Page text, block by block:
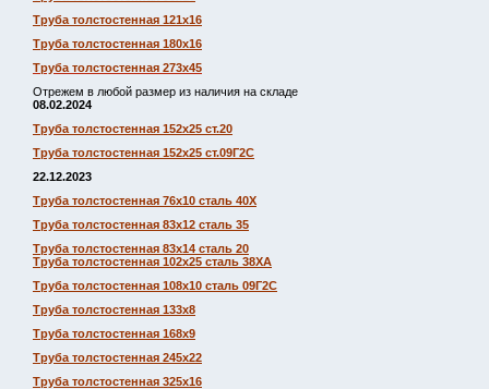
Труба толстостенная 121х16
Труба толстостенная 180х16
Труба толстостенная 273х45
Отрежем в любой размер из наличия на складе
08.02.2024
Труба толстостенная 152х25 ст.20
Труба толстостенная 152х25 ст.09Г2С
22.12.2023
Труба толстостенная 76х10 сталь 40Х
Труба толстостенная 83х12 сталь 35
Труба толстостенная 83х14 сталь 20
Труба толстостенная 102х25 сталь 38ХА
Труба толстостенная 108х10 сталь 09Г2С
Труба толстостенная 133х8
Труба толстостенная 168х9
Труба толстостенная 245х22
Труба толстостенная 325х16